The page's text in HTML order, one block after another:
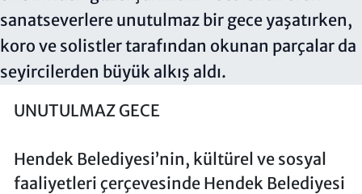
UNUTULMAZ GECE
Hendek Belediyesi’nin, kültürel ve sosyal
faaliyetleri çerçevesinde Hendek Belediyesi